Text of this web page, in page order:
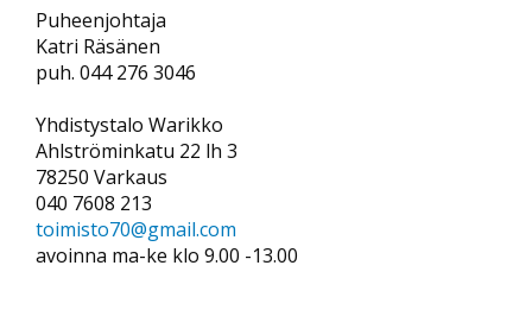
Puheenjohtaja
Katri Räsänen
puh. 044 276 3046
Yhdistystalo Warikko
Ahlströminkatu 22 lh 3
78250 Varkaus
040 7608 213
toimisto70@gmail.com
avoinna ma-ke klo 9.00 -13.00